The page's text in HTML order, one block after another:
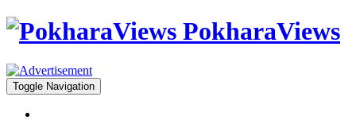
PokharaViews
Toggle Navigation